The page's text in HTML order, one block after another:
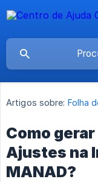
Artigos sobre: Folha
Como
Ajustes na
MANAD?